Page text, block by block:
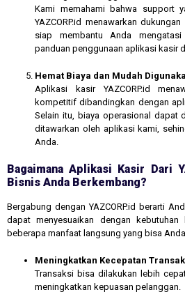
Kami memahami bahwa support
YAZCORP.id menawarkan
siap membantu Anda
panduan penggunaan aplikasi kasir
Hemat Biaya dan Mudah
Aplikasi kasir YAZCORP.id
kompetitif dibandingkan dengan
Selain itu, biaya operasional dapat
ditawarkan oleh aplikasi kami,
Anda.
Bagaimana Aplikasi Kasir Dari
Bisnis Anda Berkembang?
Bergabung dengan YAZCORP.id berarti
dapat menyesuaikan dengan
beberapa manfaat langsung yang bisa
Meningkatkan Kecepatan
Transaksi bisa dilakukan lebih
meningkatkan kepuasan pelanggan.